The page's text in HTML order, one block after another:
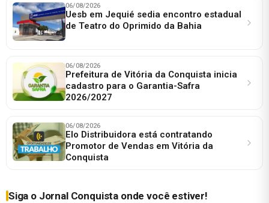
06/08/2026
Uesb em Jequié sedia encontro estadual
de Teatro do Oprimido da Bahia
06/08/2026
Prefeitura de Vitória da Conquista inicia
cadastro para o Garantia-Safra
2026/2027
06/08/2026
Elo Distribuidora está contratando
Promotor de Vendas em Vitória da
Conquista
Siga o Jornal Conquista onde você estiver!